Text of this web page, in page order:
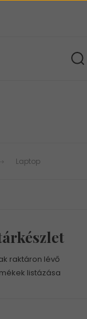
Laptop
raktáron lévő
listázása